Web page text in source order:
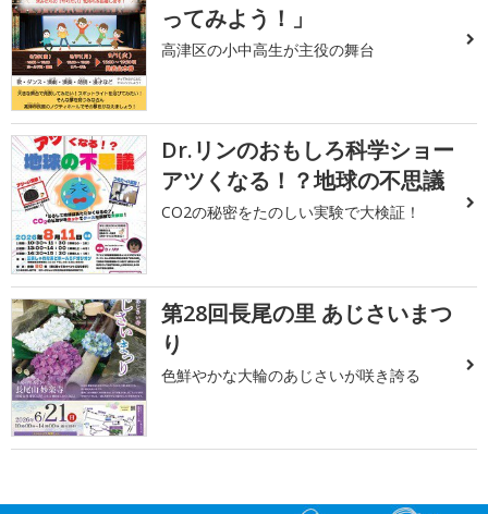
ってみよう！」
高津区の小中高生が主役の舞台
Dr.リンのおもしろ科学ショー
アツくなる！？地球の不思議
CO2の秘密をたのしい実験で大検証！
第28回長尾の里 あじさいまつ
り
色鮮やかな大輪のあじさいが咲き誇る